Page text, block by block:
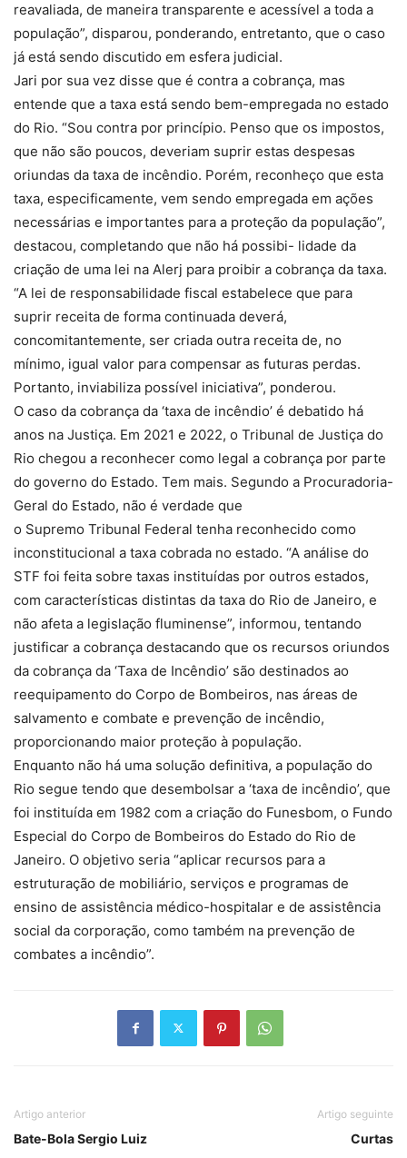
reavaliada, de maneira transparente e acessível a toda a
população”, disparou, ponderando, entretanto, que o caso
já está sendo discutido em esfera judicial.
Jari por sua vez disse que é contra a cobrança, mas
entende que a taxa está sendo bem-empregada no estado
do Rio. “Sou contra por princípio. Penso que os impostos,
que não são poucos, deveriam suprir estas despesas
oriundas da taxa de incêndio. Porém, reconheço que esta
taxa, especificamente, vem sendo empregada em ações
necessárias e importantes para a proteção da população”,
destacou, completando que não há possibi- lidade da
criação de uma lei na Alerj para proibir a cobrança da taxa.
“A lei de responsabilidade fiscal estabelece que para
suprir receita de forma continuada deverá,
concomitantemente, ser criada outra receita de, no
mínimo, igual valor para compensar as futuras perdas.
Portanto, inviabiliza possível iniciativa”, ponderou.
O caso da cobrança da ‘taxa de incêndio’ é debatido há
anos na Justiça. Em 2021 e 2022, o Tribunal de Justiça do
Rio chegou a reconhecer como legal a cobrança por parte
do governo do Estado. Tem mais. Segundo a Procuradoria-
Geral do Estado, não é verdade que
o Supremo Tribunal Federal tenha reconhecido como
inconstitucional a taxa cobrada no estado. “A análise do
STF foi feita sobre taxas instituídas por outros estados,
com características distintas da taxa do Rio de Janeiro, e
não afeta a legislação fluminense”, informou, tentando
justificar a cobrança destacando que os recursos oriundos
da cobrança da ‘Taxa de Incêndio’ são destinados ao
reequipamento do Corpo de Bombeiros, nas áreas de
salvamento e combate e prevenção de incêndio,
proporcionando maior proteção à população.
Enquanto não há uma solução definitiva, a população do
Rio segue tendo que desembolsar a ‘taxa de incêndio’, que
foi instituída em 1982 com a criação do Funesbom, o Fundo
Especial do Corpo de Bombeiros do Estado do Rio de
Janeiro. O objetivo seria “aplicar recursos para a
estruturação de mobiliário, serviços e programas de
ensino de assistência médico-hospitalar e de assistência
social da corporação, como também na prevenção de
combates a incêndio”.
Artigo anterior
Bate-Bola Sergio Luiz
Artigo seguinte
Curtas